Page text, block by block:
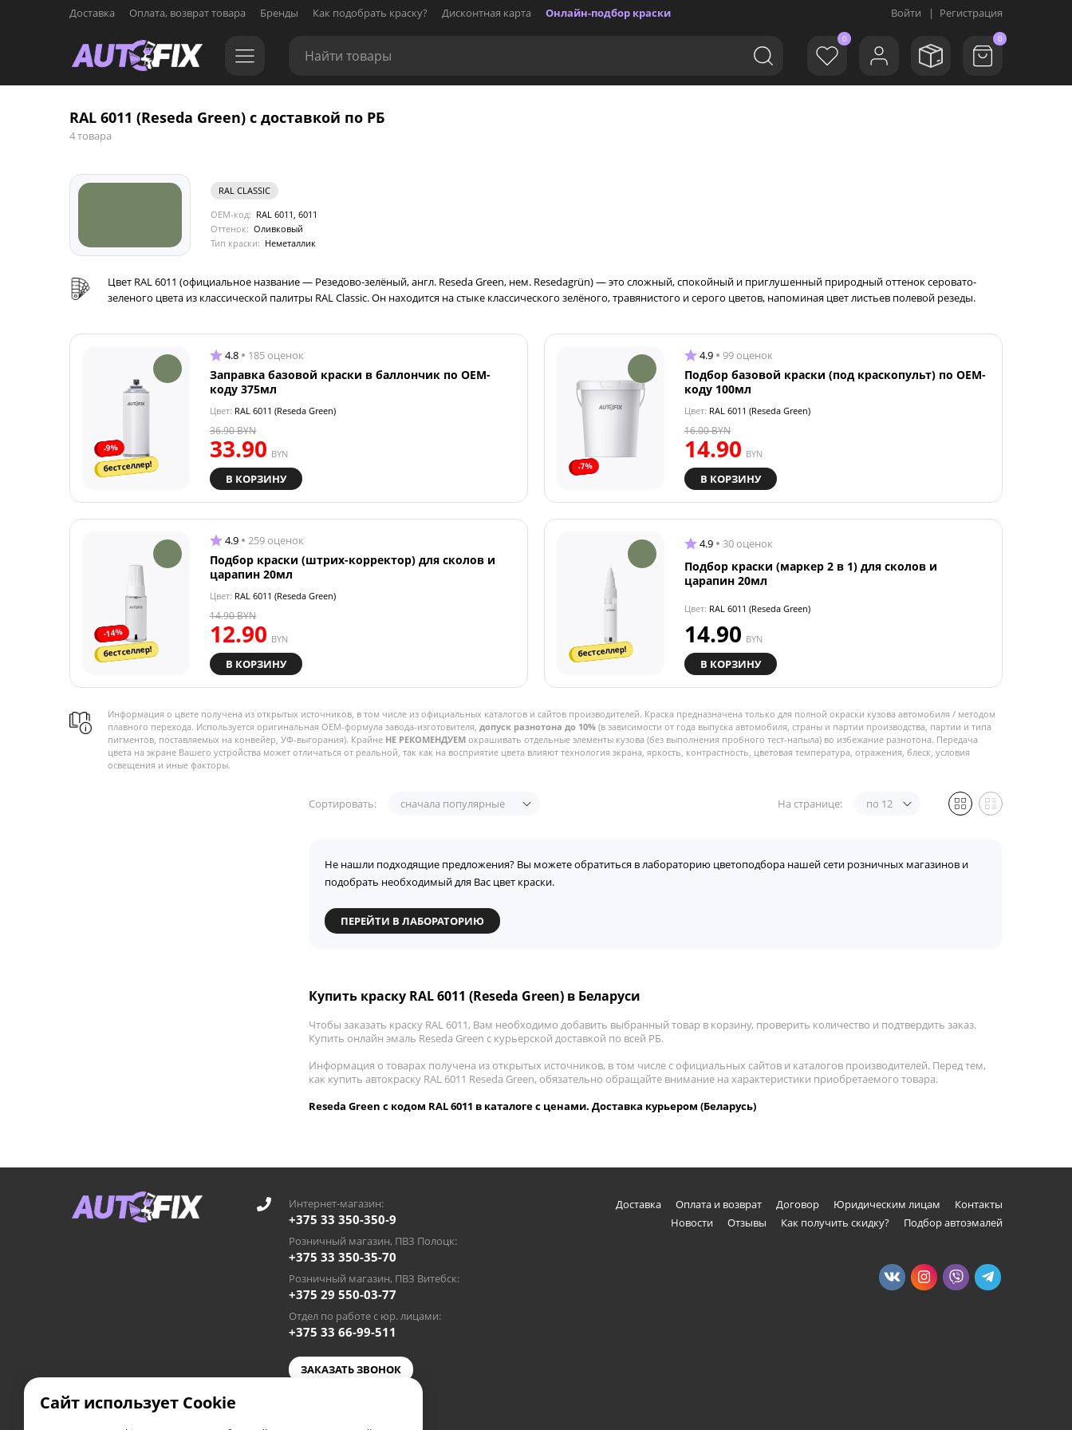
Доставка Оплата, возврат товара Бренды Как подобрать краску? Дисконтная карта Онлайн-подбор краски Войти | Регистрация
0 0
RAL 6011 (Reseda Green) с доставкой по РБ
4 товара
RAL CLASSIC
OEM-код: RAL 6011, 6011
Оттенок: Оливковый
Тип краски: Неметаллик
Цвет RAL 6011 (официальное название — Резедово-зелёный, англ. Reseda Green, нем. Resedagrün) — это сложный, спокойный и приглушенный природный оттенок серовато-
зеленого цвета из классической палитры RAL Classic. Он находится на стыке классического зелёного, травянистого и серого цветов, напоминая цвет листьев полевой резеды.
-9%
бестселлер!
4.8 185 оценок
Заправка базовой краски в баллончик по OEM-
коду 375мл
Цвет: RAL 6011 (Reseda Green)
33.90 BYN
36.90BYN
В КОРЗИНУ
-7%
4.9 99 оценок
Подбор базовой краски (под краскопульт) по OEM-
коду 100мл
Цвет: RAL 6011 (Reseda Green)
14.90 BYN
16.00BYN
В КОРЗИНУ
-14%
бестселлер!
4.9 259 оценок
Подбор краски (штрих-корректор) для сколов и
царапин 20мл
Цвет: RAL 6011 (Reseda Green)
12.90 BYN
14.90BYN
В КОРЗИНУ
бестселлер!
4.9 30 оценок
Подбор краски (маркер 2 в 1) для сколов и
царапин 20мл
Цвет: RAL 6011 (Reseda Green)
14.90 BYN
В КОРЗИНУ
Информация о цвете получена из открытых источников, в том числе из официальных каталогов и сайтов производителей. Краска предназначена только для полной окраски кузова автомобиля / методом
плавного перехода. Используется оригинальная OEM-формула завода-изготовителя, допуск разнотона до 10% (в зависимости от года выпуска автомобиля, страны и партии производства, партии и типа
пигментов, поставляемых на конвейер, УФ-выгорания). Крайне НЕ РЕКОМЕНДУЕМ окрашивать отдельные элементы кузова (без выполнения пробного тест-напыла) во избежание разнотона. Передача
цвета на экране Вашего устройства может отличаться от реальной, так как на восприятие цвета влияют технология экрана, яркость, контрастность, цветовая температура, отражения, блеск, условия
освещения и иные факторы.
Сортировать: сначала популярные На странице: по 12
Не нашли подходящие предложения? Вы можете обратиться в лабораторию цветоподбора нашей сети розничных магазинов и
подобрать необходимый для Вас цвет краски.
ПЕРЕЙТИ В ЛАБОРАТОРИЮ
Купить краску RAL 6011 (Reseda Green) в Беларуси
Чтобы заказать краску RAL 6011, Вам необходимо добавить выбранный товар в корзину, проверить количество и подтвердить заказ.
Купить онлайн эмаль Reseda Green с курьерской доставкой по всей РБ.
Информация о товарах получена из открытых источников, в том числе с официальных сайтов и каталогов производителей. Перед тем,
как купить автокраску RAL 6011 Reseda Green, обязательно обращайте внимание на характеристики приобретаемого товара.
Reseda Green с кодом RAL 6011 в каталоге с ценами. Доставка курьером (Беларусь)
Интернет-магазин:
+375 33 350-350-9
Розничный магазин, ПВЗ Полоцк:
+375 33 350-35-70
Розничный магазин, ПВЗ Витебск:
+375 29 550-03-77
Отдел по работе с юр. лицами:
+375 33 66-99-511
ЗАКАЗАТЬ ЗВОНОК
Доставка Оплата и возврат Договор Юридическим лицам
Контакты
Новости
Отзывы Как получить скидку? Подбор автоэмалей
Сайт использует Cookie